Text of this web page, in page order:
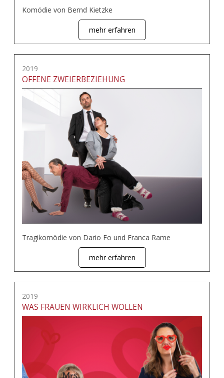
Komödie von Bernd Kietzke
mehr erfahren
2019
OFFENE ZWEIERBEZIEHUNG
Tragikomödie von Dario Fo und Franca Rame
mehr erfahren
2019
WAS FRAUEN WIRKLICH WOLLEN